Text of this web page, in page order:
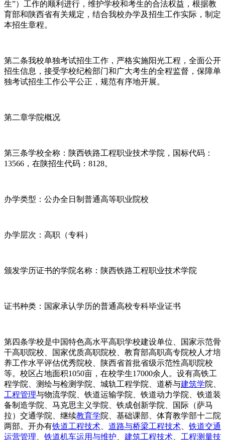
生”）工作的顺利进行，维护学校和考生的合法权益，根据教
育部和陕西省有关规定，结合我校办学及招生工作实际，制定
本招生章程。
第二条我校单独考试招生工作，严格实施阳光工程，全面公开
招生信息，接受学校纪检部门和广大考生的全程监督，保障单
独考试招生工作公平公正，规范有序地开展。
第二章学院概况
第三条学校全称：陕西铁路工程职业技术学院，国标代码：
13566，在陕招生代码：8128。
办学类型：公办全日制普通高等职业院校
办学层次：高职（专科）
颁发学历证书的学院名称：陕西铁路工程职业技术学院
证书种类：国家承认学历的普通高校专科毕业证书
第四条学校是中国特色高水平高职学校建设单位、国家示范骨
干高职院校、国家优质高职院校、教育部高职高专院校人才培
养工作水平评估优秀院校、陕西省首批省级示范性高职院校
等。校区占地面积1050亩，在校学生17000余人。设有高铁工
程学院、测绘与检测学院、城轨工程学院、道桥与建筑学院、
工程管理与物流学院、铁道运输学院、铁道动力学院、铁道装
备制造学院、马克思主义学院、铁成创新学院、国际（萨马
拉）交通学院、继续教育学院、基础课部、体育教学部十二院
两部。开办有铁道工程技术 道路与桥梁工程技术
铁道交通
运营管理
铁道机车运用与维护 建筑工程技术
工程测量技